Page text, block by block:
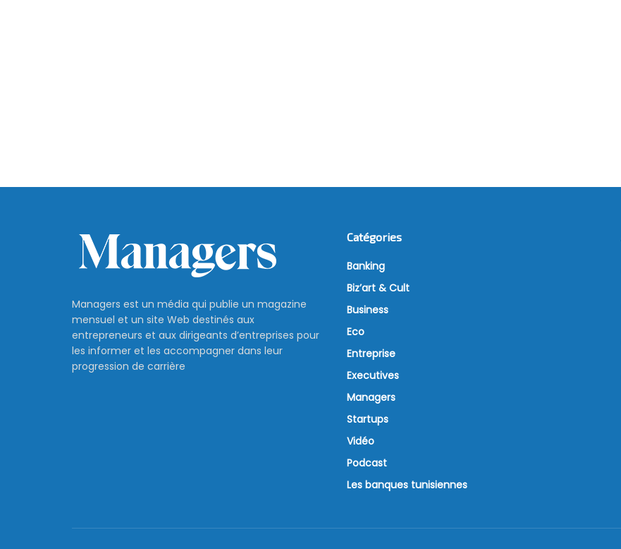
Managers est un média qui publie un magazine
mensuel et un site Web destinés aux
entrepreneurs et aux dirigeants d’entreprises pour
les informer et les accompagner dans leur
progression de carrière
Catégories
Banking
Biz’art & Cult
Business
Eco
Entreprise
Executives
Managers
Startups
Vidéo
Podcast
Les banques tunisiennes